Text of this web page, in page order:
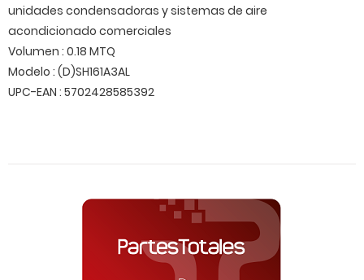
unidades condensadoras y sistemas de aire
acondicionado comerciales
Volumen : 0.18 MTQ
Modelo : (D)SH161A3AL
UPC-EAN : 5702428585392